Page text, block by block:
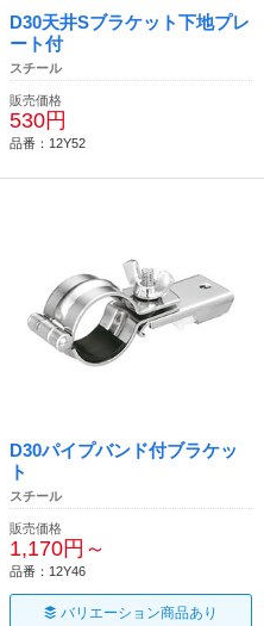
D30天井Sブラケット下地プレ
ート付
スチール
販売価格
530円
品番：12Y52
D30パイプバンド付ブラケッ
ト
スチール
販売価格
1,170円～
品番：12Y46
バリエーション商品あり